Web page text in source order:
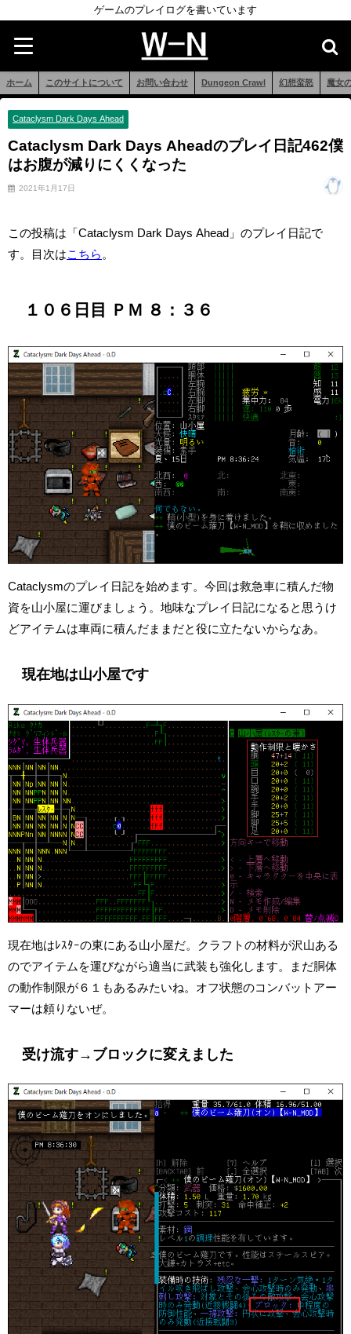
ゲームのプレイログを書いています
ホーム このサイトについて お問い合わせ Dungeon Crawl 幻想蛮怒 魔女
Cataclysm Dark Days Ahead
Cataclysm Dark Days Aheadのプレイ日記462僕
はお腹が減りにくくなった
2021年1月17日
この投稿は「Cataclysm Dark Days Ahead」のプレイ日記で
す。目次は こちら
１０６日目 ＰＭ ８：３６
Cataclysmのプレイ日記を始めます。今回は救急車に積んだ物
資を山小屋に運びましょう。地味なプレイ日記になると思うけ
どアイテムは車両に積んだままだと役に立たないからなあ。
現在地は山小屋です
現在地はﾚｽﾀｰの東にある山小屋だ。クラフトの材料が沢山ある
のでアイテムを運びながら適当に武装も強化します。まだ胴体
の動作制限が６１もあるみたいね。オフ状態のコンバットアー
マーは頼りないぜ。
受け流す→ブロックに変えました